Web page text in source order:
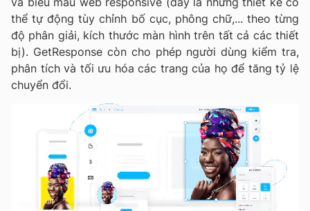
thể tự động tùy chỉnh bố cục, phông chữ,... theo từng
độ phân giải, kích thước màn hình trên tất cả các thiết
bị). GetResponse còn cho phép người dùng kiểm tra,
phân tích và tối ưu hóa các trang của họ để tăng tỷ lệ
chuyển đổi.